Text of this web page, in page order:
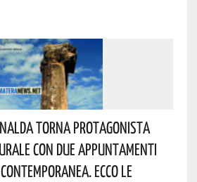
Torna Protagonista
Con Due Appuntamenti
Ecco Le